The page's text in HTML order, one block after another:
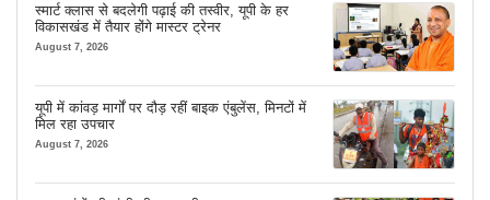
स्मार्ट क्लास से बदलेगी पढ़ाई की तस्वीर, यूपी के हर
विकासखंड में तैयार होंगे मास्टर ट्रेनर
August 7, 2026
यूपी में कांवड़ मार्गों पर दौड़ रहीं बाइक एंबुलेंस, मिनटों में
मिल रहा उपचार
August 7, 2026